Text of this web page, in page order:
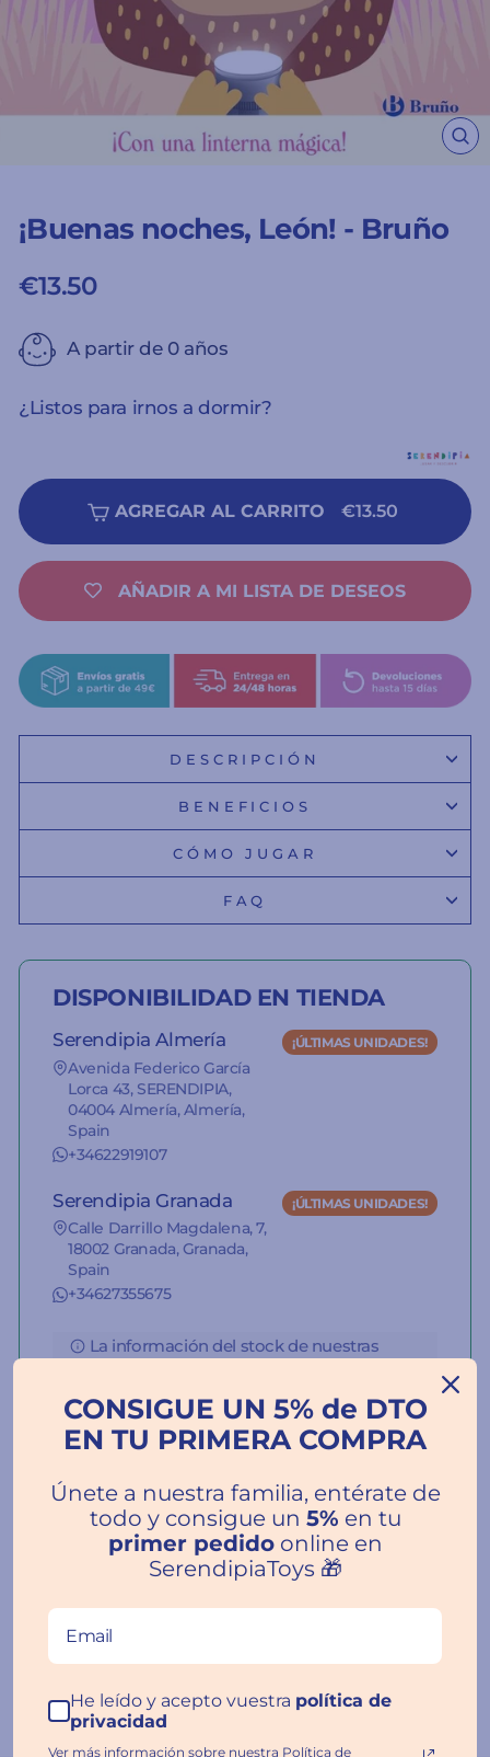
¡Buenas noches, León! - Bruño
€13.50
A partir de 0 años
¿Listos para irnos a dormir?
AGREGAR AL CARRITO €13.50
AÑADIR A MI LISTA DE DESEOS
DESCRIPCIÓN
BENEFICIOS
CÓMO JUGAR
FAQ
DISPONIBILIDAD EN TIENDA
Serendipia Almería
Avenida Federico García
Lorca 43, SERENDIPIA,
04004 Almería, Almería,
Spain
+34622919107
¡ÚLTIMAS UNIDADES!
Serendipia Granada
Calle Darrillo Magdalena, 7,
18002 Granada, Granada,
Spain
+34627355675
¡ÚLTIMAS UNIDADES!
La información del stock de nuestras
Reseñas de Clientes
Escribir una
CONSIGUE UN 5% de DTO
EN TU PRIMERA COMPRA
Únete a nuestra familia, entérate de
todo y consigue un 5% en tu
primer pedidoonline en
SerendipiaToys 🎁
He leído y acepto vuestra política de
privacidad
Ver más información sobre nuestra Política de